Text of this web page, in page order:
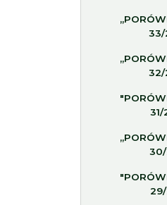
33/
32/
31/
30/
29/